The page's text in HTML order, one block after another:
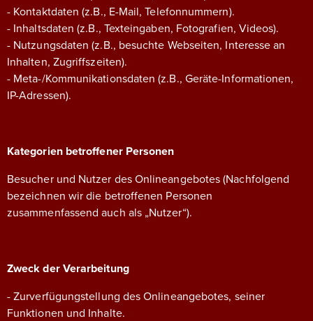
- Kontaktdaten (z.B., E-Mail, Telefonnummern).
- Inhaltsdaten (z.B., Texteingaben, Fotografien, Videos).
- Nutzungsdaten (z.B., besuchte Webseiten, Interesse an
Inhalten, Zugriffszeiten).
- Meta-/Kommunikationsdaten (z.B., Geräte-Informationen,
IP-Adressen).
Kategorien betroffener Personen
Besucher und Nutzer des Onlineangebotes (Nachfolgend
bezeichnen wir die betroffenen Personen
zusammenfassend auch als „Nutzer“).
Zweck der Verarbeitung
- Zurverfügungstellung des Onlineangebotes, seiner
Funktionen und Inhalte.